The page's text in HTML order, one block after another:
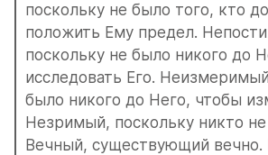
поскольку не было того, кто
положить Ему предел.
поскольку не было никого до
исследовать Его.
было никого до Него, чтобы
Незримый, поскольку никто
Вечный, существующий